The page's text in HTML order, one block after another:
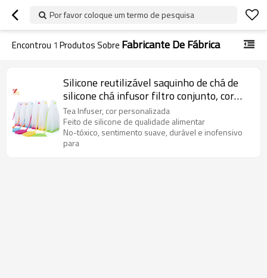
Por favor coloque um termo de pesquisa
Encontrou 1 Produtos Sobre Fabricante De Fábrica
Silicone reutilizável saquinho de chá de
silicone chá infusor filtro conjunto, cor
personalizada, fontes do partido de chá
Tea Infuser, cor personalizada
Feito de silicone de qualidade alimentar
No-tóxico, sentimento suave, durável e inofensivo
para